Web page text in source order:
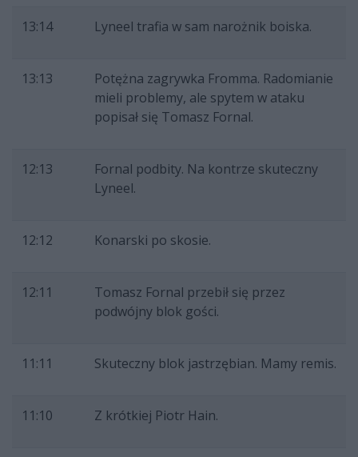
13:14 Lyneel trafia w sam narożnik boiska.
13:13
Potężna zagrywka Fromma. Radomianie
mieli problemy, ale spytem w ataku
popisał się Tomasz Fornal.
12:13
Fornal podbity. Na kontrze skuteczny
Lyneel.
12:12 Konarski po skosie.
12:11
Tomasz Fornal przebił się przez
podwójny blok gości.
11:11 Skuteczny blok jastrzębian. Mamy remis.
11:10 Z krótkiej Piotr Hain.